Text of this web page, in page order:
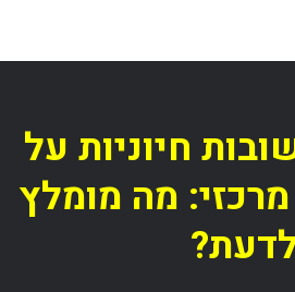
חיוניות על
מה מומלץ